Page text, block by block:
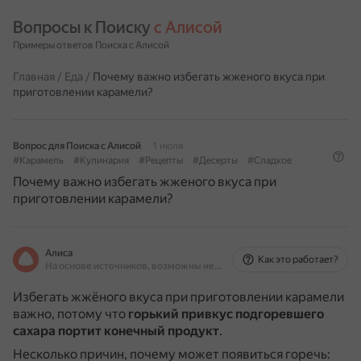
Вопросы к Поиску с Алисой
Примеры ответов Поиска с Алисой
Главная / Еда / Почему важно избегать жженого вкуса при
приготовлении карамели?
Вопрос для Поиска с Алисой
1 июля
#Карамель
#Кулинария #Рецепты #Десерты #Сладкое
Почему важно избегать жженого вкуса при
приготовлении карамели?
Алиса
На основе источников, возможны неточности
Как это работает?
Избегать жжёного вкуса при приготовлении карамели
важно, потому что горький привкус подгоревшего
сахара портит конечный продукт.
Несколько причин, почему может появиться горечь: